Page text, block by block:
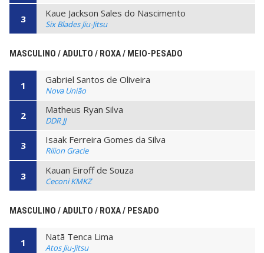
3 Kaue Jackson Sales do Nascimento
Six Blades Jiu-Jitsu
MASCULINO / ADULTO / ROXA / MEIO-PESADO
1 Gabriel Santos de Oliveira
Nova União
2 Matheus Ryan Silva
DDR JJ
3 Isaak Ferreira Gomes da Silva
Rilion Gracie
3 Kauan Eiroff de Souza
Ceconi KMKZ
MASCULINO / ADULTO / ROXA / PESADO
1 Natã Tenca Lima
Atos Jiu-Jitsu